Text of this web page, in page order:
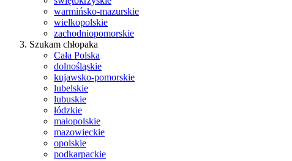
warmińsko-mazurskie
wielkopolskie
zachodniopomorskie
Szukam chłopaka
Cała Polska
dolnośląskie
kujawsko-pomorskie
lubelskie
lubuskie
łódzkie
małopolskie
mazowieckie
opolskie
podkarpackie